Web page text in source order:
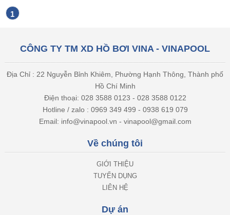
1
CÔNG TY TM XD HỒ BƠI VINA - VINAPOOL
Địa Chỉ : 22 Nguyễn Bỉnh Khiêm, Phường Hạnh Thông, Thành phố
Hồ Chí Minh
Điện thoại: 028 3588 0123 - 028 3588 0122
Hotline / zalo : 0969 349 499 - 0938 619 079
Email: info@vinapool.vn - vinapool@gmail.com
Về chúng tôi
GIỚI THIỆU
TUYỂN DỤNG
LIÊN HỆ
Dự án